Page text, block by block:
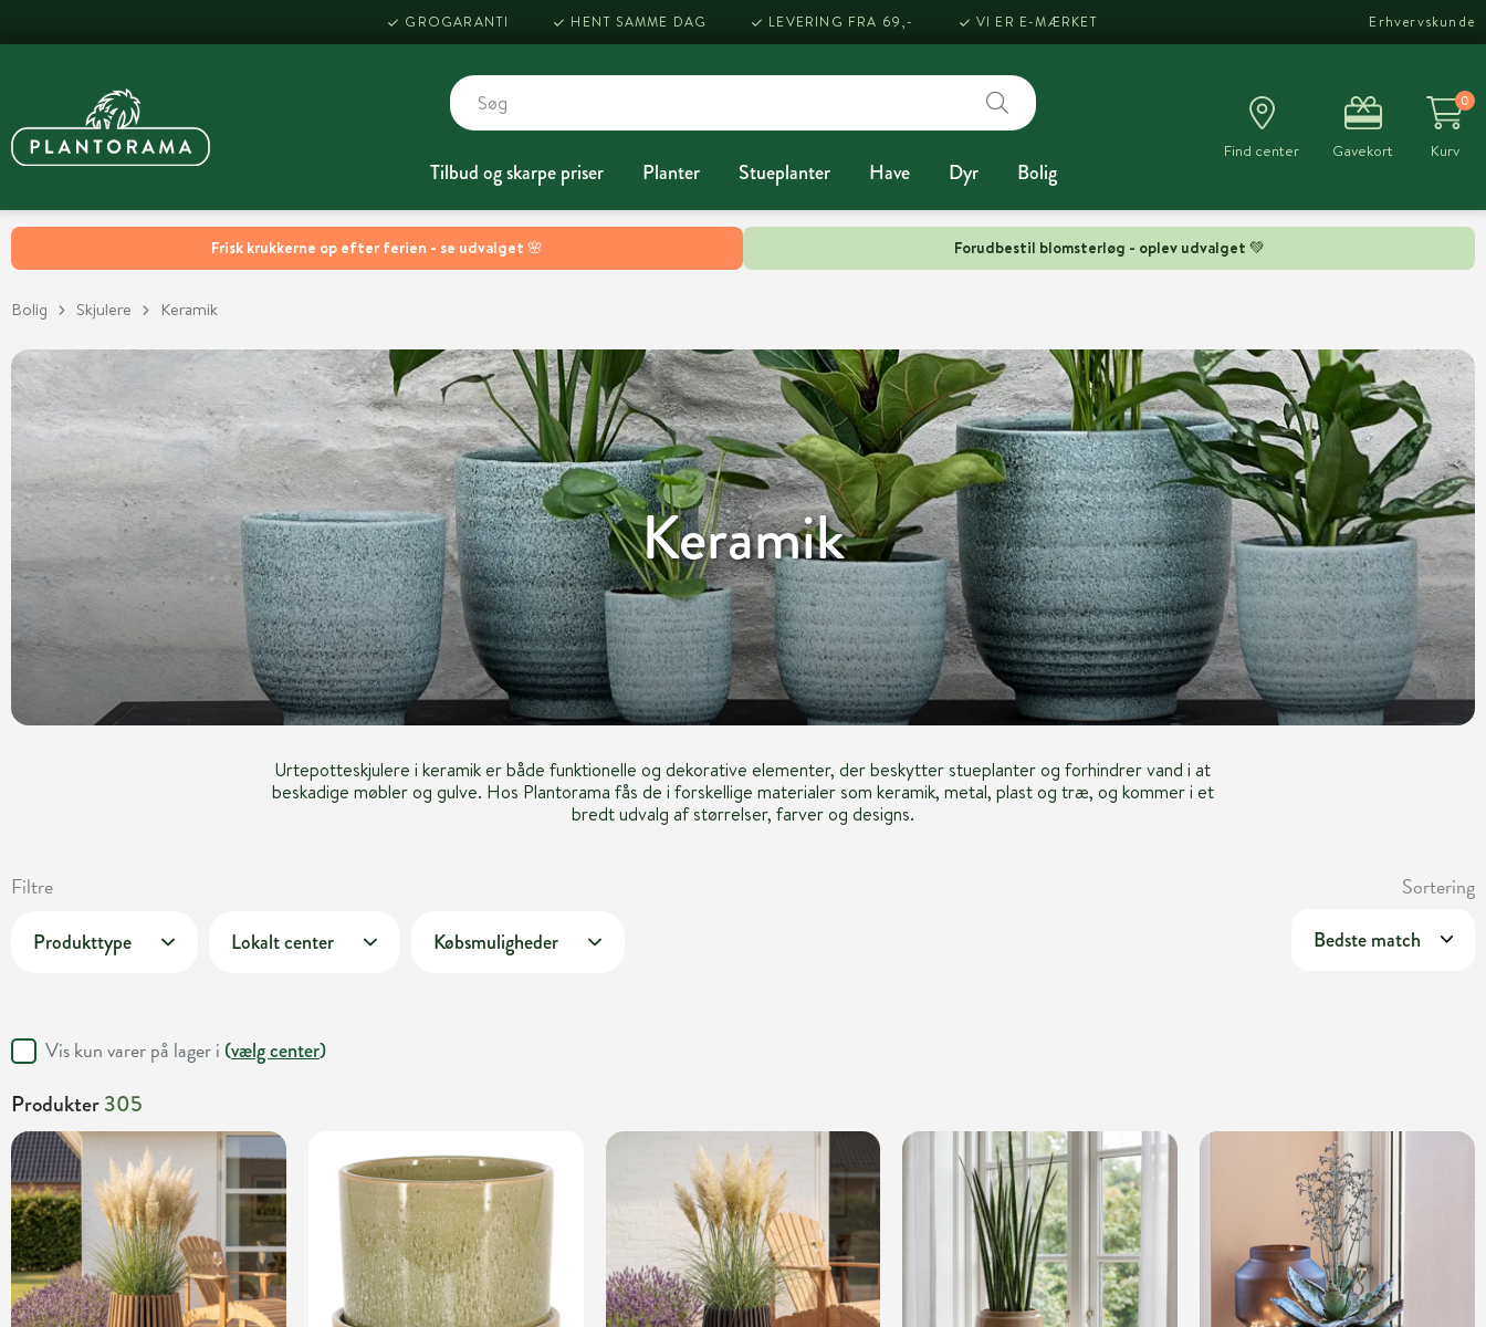
Frisk krukkerne op efter ferien - se udvalget 🌸 Forudbestil blomsterløg - oplev udvalget 💚
GROGARANTI HENT SAMME DAG LEVERING FRA 69,- VI ER E-MÆRKET Erhvervskunde
Tilbud og skarpe priser Planter Stueplanter Have Dyr Bolig
Find center Gavekort
0
Kurv
Bolig Skjulere Keramik
Keramik
Urtepotteskjulere i keramik er både funktionelle og dekorative elementer, der beskytter stueplanter og forhindrer vand i at
beskadige møbler og gulve. Hos Plantorama fås de i forskellige materialer som keramik, metal, plast og træ, og kommer i et
bredt udvalg af størrelser, farver og designs.
Filtre Sortering
Produkttype Lokalt center Købsmuligheder
Vis kun varer på lager i (vælg center)
Produkter305